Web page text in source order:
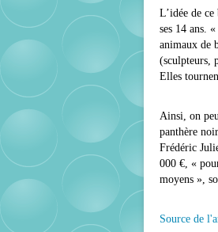
L’idée de
ses 14 ans.
animaux de
(sculpteurs,
Elles
Ainsi, on
panthère
Frédéric
000 €, «
moyens »,
Source de